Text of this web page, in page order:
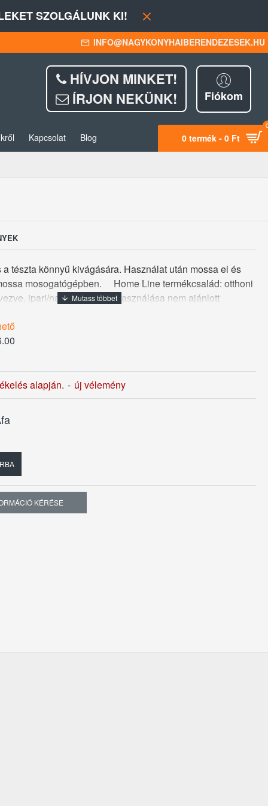
SZOLGÁLUNK KI!
INFO@NAGYKONYHAIBERENDEZESEK.HU
HÍVJON MINKET!
ÍRJON NEKÜNK!
Fiókom
Kapcsolat Blog 0 termék - 0 Ft
tészta könnyű kivágására. Használat után mossa el és
mosogatógépben. Home Line termékcsalád: otthoni
ipari/nagykonyhai felhasználása nem ajánlott
alapján. - új vélemény
KÉRÉSE